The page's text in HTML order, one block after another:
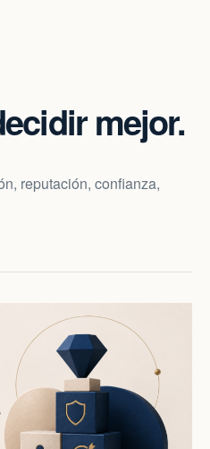
mejor.
reputación, confianza,